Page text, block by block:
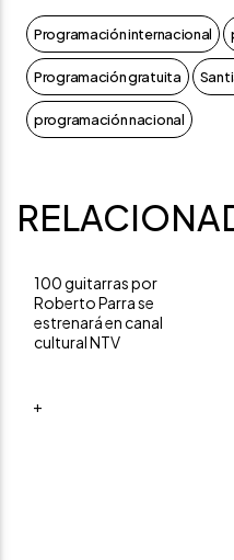
Programación internacional
Programación gratuita
programación nacional
100 guitarras por
Roberto Parra se
estrenará en canal
cultural NTV
+